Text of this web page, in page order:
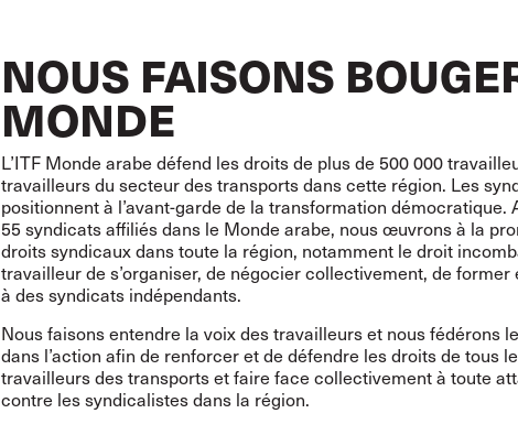
NOUS FAISONS
MONDE
L’ITF Monde arabe défend les droits de plus de 500 000
travailleurs du secteur des transports dans cette région. Les
positionnent à l’avant-garde de la transformation démocratique.
55 syndicats affiliés dans le Monde arabe, nous œuvrons à la
droits syndicaux dans toute la région, notamment le droit
travailleur de s’organiser, de négocier collectivement, de former
à des syndicats indépendants.
Nous faisons entendre la voix des travailleurs et nous fédérons
dans l’action afin de renforcer et de défendre les droits de tous
travailleurs des transports et faire face collectivement à toute
contre les syndicalistes dans la région.